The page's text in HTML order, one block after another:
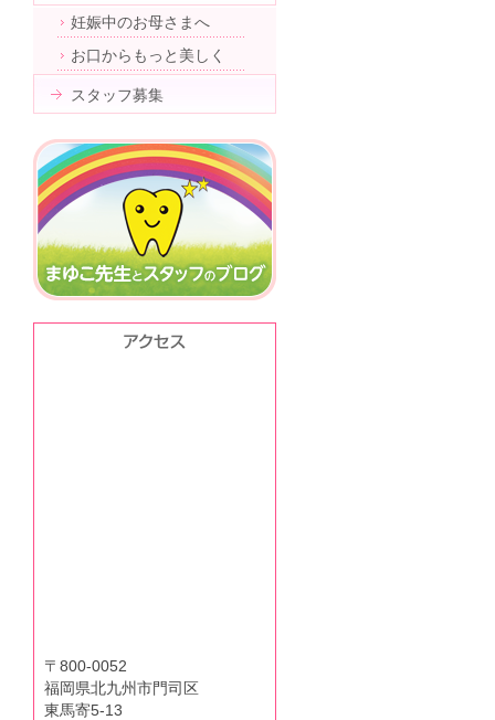
妊娠中のお母さまへ
お口からもっと美しく
スタッフ募集
〒800-0052
福岡県北九州市門司区
東馬寄5-13